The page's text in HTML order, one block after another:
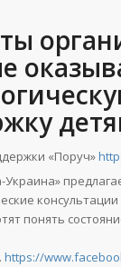
«Поруч»
Украина»
понять
https://